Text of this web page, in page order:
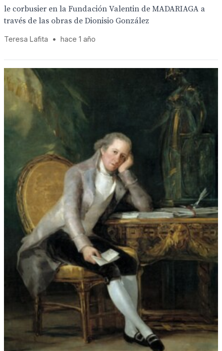
le corbusier en la Fundación Valentin de MADARIAGA a
través de las obras de Dionisio González
Teresa Lafita • hace 1 año